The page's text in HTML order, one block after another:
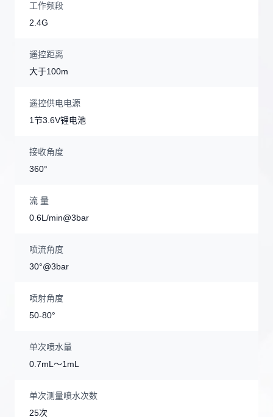
工作频段
2.4G
遥控距离
大于100m
遥控供电电源
1节3.6V锂电池
接收角度
360°
流 量
0.6L/min@3bar
喷流角度
30°@3bar
喷射角度
50-80°
单次喷水量
0.7mL～1mL
单次测量喷水次数
25次